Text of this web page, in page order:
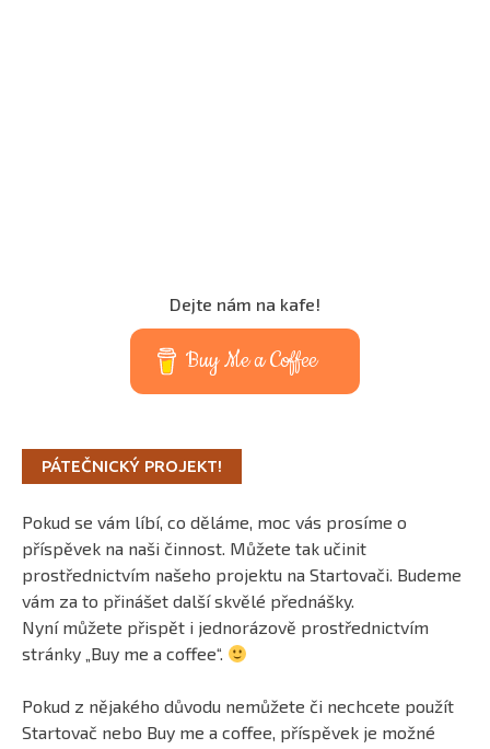
Dejte nám na kafe!
Buy Me a Coffee
PÁTEČNICKÝ PROJEKT!
Pokud se vám líbí, co děláme, moc vás prosíme o
příspěvek na naši činnost. Můžete tak učinit
prostřednictvím našeho projektu na Startovači. Budeme
vám za to přinášet další skvělé přednášky.
Nyní můžete přispět i jednorázově prostřednictvím
stránky „Buy me a coffee“.
Pokud z nějakého důvodu nemůžete či nechcete použít
Startovač nebo Buy me a coffee, příspěvek je možné